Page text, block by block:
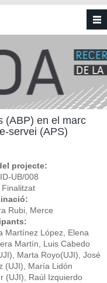
(ABP) en el marc
servei (APS)
projecte:
UB/008
Finalitzat
Rubi, Merce
Martínez López, Elena
Martín, Luis Cabedo
Marta Royo(UJI), José
(UJI), María Lidón
(UJI), Raúl Izquierdo